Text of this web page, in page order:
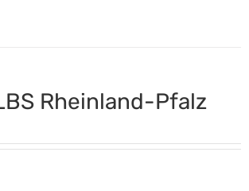
Rheinland-Pfalz